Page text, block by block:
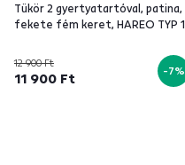
Tükör 2 gyertyatartóval, patina,
fekete fém keret, HAREO TYP 1
12 900 Ft
11 900 Ft -7%